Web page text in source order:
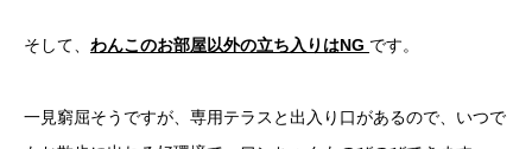
そして、 わんこのお部屋以外の立ち入りはNG です。
一見窮屈そうですが、専用テラスと出入り口があるので、いつで